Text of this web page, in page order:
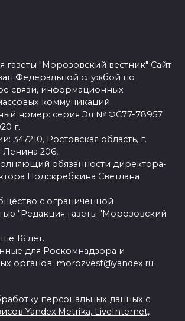
"Морозовский вестник" Сайт
Федеральной службой по
связи, информационных
коммуникаций.
номер: серия Эл № ФС77-78957
г.
347210, Ростовская область, г.
Ленина 206,
обязанности директора-
Подскребкина Светлана
с ограниченной
"Редакция газеты "Морозовский
16 лет.
для Роскомнадзора и
органов: morozvest@yandex.ru
персональных данных с
Yandex.Metrika, LiveInternet,